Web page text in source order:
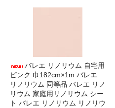
バレエ リノリウム 自宅用
ピンク 巾182cm×1m バレエ
リノリウム 同等品 バレエ リノ
リウム 家庭用リノリウム シー
ト バレエ リノリウム リノリウ